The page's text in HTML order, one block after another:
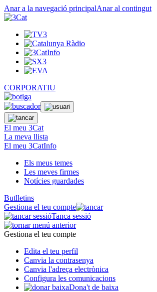
Anar a la navegació principalAnar al contingut
CORPORATIU
El meu 3Cat
La meva llista
El meu 3CatInfo
Els meus temes
Les meves firmes
Notícies guardades
Butlletins
Gestiona el teu compte
Tanca sessió
Gestiona el teu compte
Edita el teu perfil
Canvia la contrasenya
Canvia l'adreça electrònica
Configura les comunicacions
Dona't de baixa